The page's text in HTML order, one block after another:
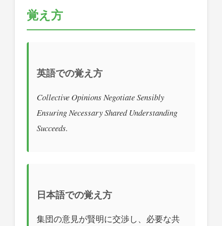
覚え方
英語での覚え方
Collective Opinions Negotiate Sensibly
Ensuring Necessary Shared Understanding
Succeeds.
日本語での覚え方
集団の意見が賢明に交渉し、必要な共